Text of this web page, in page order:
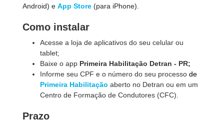
Android) e App Store (para iPhone).
Como instalar
Acesse a loja de aplicativos do seu celular ou
tablet;
Baixe o app Primeira Habilitação Detran - PR;
Informe seu CPF e o número do seu processo de
Primeira Habilitação aberto no Detran ou em um
Centro de Formação de Condutores (CFC).
Prazo